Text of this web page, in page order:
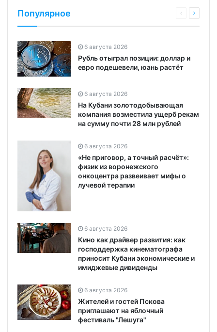
Популярное
6 августа 2026
Рубль отыграл позиции: доллар и
евро подешевели, юань растёт
6 августа 2026
На Кубани золотодобывающая
компания возместила ущерб рекам
на сумму почти 28 млн рублей
6 августа 2026
«Не приговор, а точный расчёт»:
физик из воронежского
онкоцентра развеивает мифы о
лучевой терапии
6 августа 2026
Кино как драйвер развития: как
господдержка кинематографа
приносит Кубани экономические и
имиджевые дивиденды
6 августа 2026
Жителей и гостей Пскова
приглашают на яблочный
фестиваль "Лешуга"